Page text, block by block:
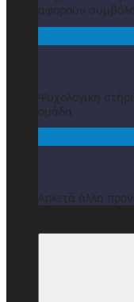
αφορούν
Ψυχολογική
ομάδα
Αρκετά άλλα